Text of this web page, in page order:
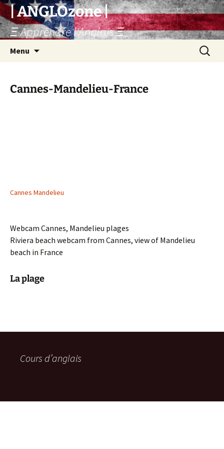
Skip
to
content
| ANGLOzone |
Ξ Apprendre l'Anglais Ξ
Menu
Search
for:
Cannes-Mandelieu-France
Cannes Mandelieu
Webcam Cannes, Mandelieu plages
Riviera beach webcam from Cannes, view of Mandelieu
beach in France
La plage
Cours d’anglais